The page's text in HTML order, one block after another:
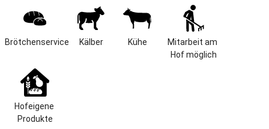
Freizeitmöglichkeiten direkt vor der Tür.
Herzlich Willkommen in der schönsten Region Bayerns, dem
von Gaißach sind wir auf dem Schmickhof Zuhause. Das nette
Örtchen am rechten Isarufer grenzt an die bekannten Orte Bad
Tölz und Lenggries und bietet den wohl schönsten Ausblick in das
Isartal, der flussaufwärts in das eindrucksvolle Karwendelgebirge
Brötchenservice Kälber Kühe
Mitarbeit am
Hof möglich
Hofeigene
Produkte